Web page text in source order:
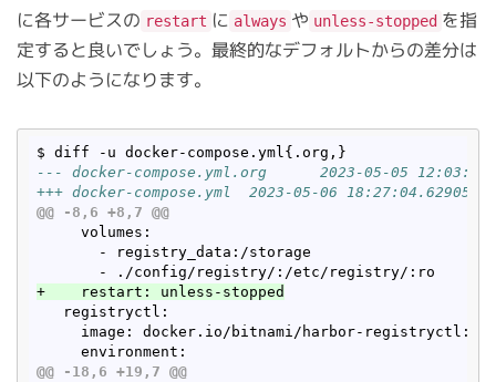
に各サービスの restart に always や unless-stopped を指
定すると良いでしょう。最終的なデフォルトからの差分は
以下のようになります。
--- docker-compose.yml.org      2023-05-05
+++ docker-compose.yml  2023-05-06
@@ -8,6 +8,7 @@
     volumes:
       - registry_data:/storage
+    restart: unless-stopped
   registryctl:
     image: docker.io/bitnami/harbor-registryctl:2
@@ -18,6 +19,7 @@